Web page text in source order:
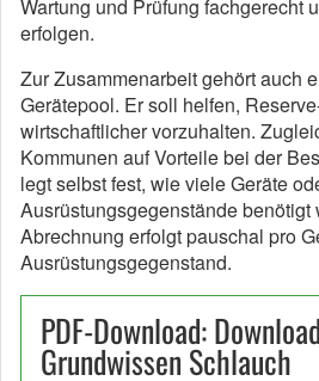
Wartung und Prüfung fachgerecht
erfolgen.
Zur Zusammenarbeit gehört auch
Gerätepool. Er soll helfen,
wirtschaftlicher vorzuhalten.
Kommunen auf Vorteile bei der
legt selbst fest, wie viele Geräte
Ausrüstungsgegenstände benötigt
Abrechnung erfolgt pauschal pro
Ausrüstungsgegenstand.
PDF-Download: Download
Grundwissen Schlauch